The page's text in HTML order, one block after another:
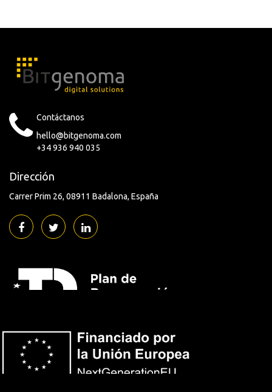
Contáctanos
hello@bitgenoma.com
+34 936 940 035
Dirección
Carrer Prim 26 08911 Badalona España